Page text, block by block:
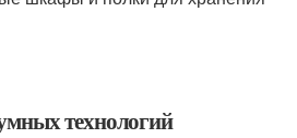
технологий